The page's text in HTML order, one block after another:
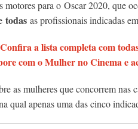
motores para o Oscar 2020, que
todas as profissionais indicadas
Confira a lista completa com
com o Mulher no Cinema e
as mulheres que concorrem nas
qual apenas uma das cinco